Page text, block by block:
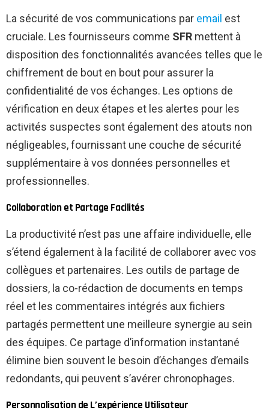
La sécurité de vos communications par email est
cruciale. Les fournisseurs comme SFR mettent à
disposition des fonctionnalités avancées telles que le
chiffrement de bout en bout pour assurer la
confidentialité de vos échanges. Les options de
vérification en deux étapes et les alertes pour les
activités suspectes sont également des atouts non
négligeables, fournissant une couche de sécurité
supplémentaire à vos données personnelles et
professionnelles.
Collaboration et Partage Facilités
La productivité n’est pas une affaire individuelle, elle
s’étend également à la facilité de collaborer avec vos
collègues et partenaires. Les outils de partage de
dossiers, la co-rédaction de documents en temps
réel et les commentaires intégrés aux fichiers
partagés permettent une meilleure synergie au sein
des équipes. Ce partage d’information instantané
élimine bien souvent le besoin d’échanges d’emails
redondants, qui peuvent s’avérer chronophages.
Personnalisation de L’expérience Utilisateur